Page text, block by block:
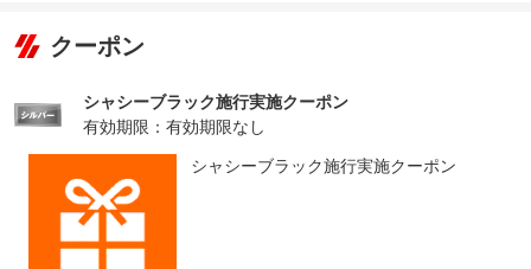
クーポン
シャシーブラック施行実施クーポン
有効期限：有効期限なし
シャシーブラック施行実施クーポン